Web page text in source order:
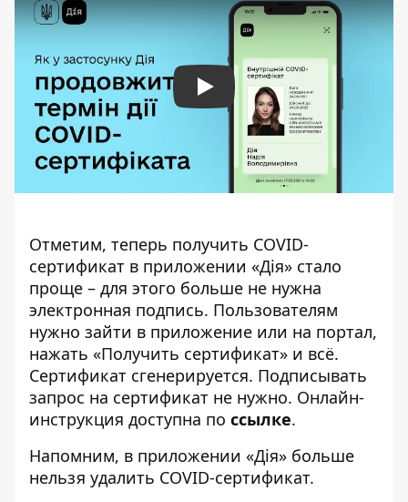
Play
Отметим, теперь получить COVID-
сертификат в приложении «Дія» стало
проще – для этого больше не нужна
электронная подпись. Пользователям
нужно зайти в приложение или на портал,
нажать «Получить сертификат» и всё.
Сертификат сгенерируется. Подписывать
запрос на сертификат не нужно. Онлайн-
инструкция доступна по ссылке.
Напомним, в приложении «Дія» больше
нельзя удалить COVID-сертификат.